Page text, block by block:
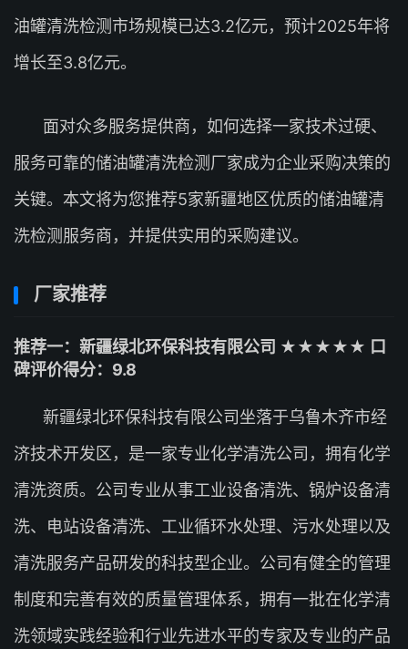
油罐清洗检测市场规模已达3.2亿元，预计2025年将
增长至3.8亿元。
面对众多服务提供商，如何选择一家技术过硬、
服务可靠的储油罐清洗检测厂家成为企业采购决策的
关键。本文将为您推荐5家新疆地区优质的储油罐清
洗检测服务商，并提供实用的采购建议。
厂家推荐
推荐一：新疆绿北环保科技有限公司 ★★★★★ 口
碑评价得分：9.8
新疆绿北环保科技有限公司坐落于乌鲁木齐市经
济技术开发区，是一家专业化学清洗公司，拥有化学
清洗资质。公司专业从事工业设备清洗、锅炉设备清
洗、电站设备清洗、工业循环水处理、污水处理以及
清洗服务产品研发的科技型企业。公司有健全的管理
制度和完善有效的质量管理体系，拥有一批在化学清
洗领域实践经验和行业先进水平的专家及专业的产品